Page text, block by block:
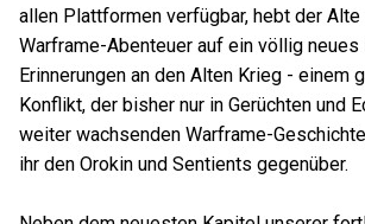
allen Plattformen verfügbar, hebt der Alte
Warframe-Abenteuer auf ein völlig neues
Erinnerungen an den Alten Krieg - einem
Konflikt, der bisher nur in Gerüchten und
weiter wachsenden Warframe-
ihr den Orokin und Sentients gegenüber.